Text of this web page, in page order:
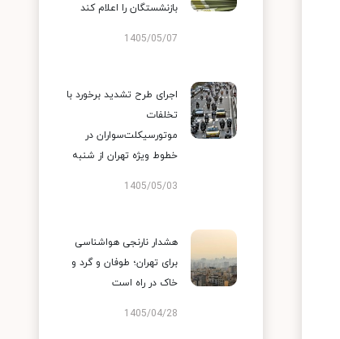
بازنشستگان را اعلام کند
1405/05/07
اجرای طرح تشدید برخورد با
تخلفات
موتورسیکلت‌سواران در
خطوط ویژه تهران از شنبه
1405/05/03
هشدار نارنجی هواشناسی
برای تهران؛ طوفان و گرد و
خاک در راه است
1405/04/28